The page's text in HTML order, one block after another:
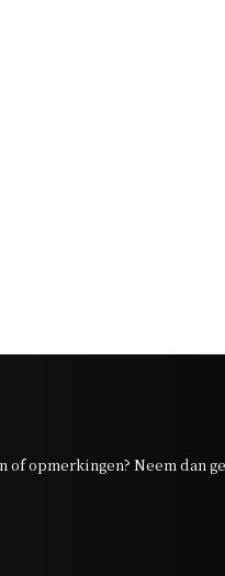
opmerkingen? Neem dan